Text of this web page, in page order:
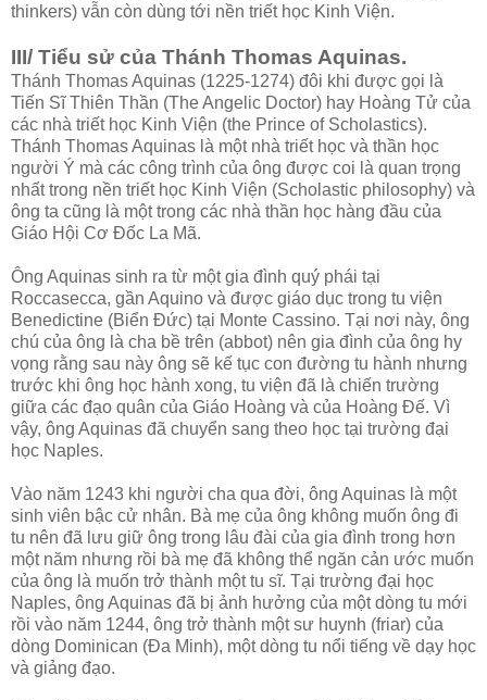
thinkers) vẫn còn dùng tới nền triết học Kinh Viện.
III/ Tiểu sử của Thánh Thomas Aquinas.
Thánh Thomas Aquinas (1225-1274) đôi khi được gọi là
Tiến Sĩ Thiên Thần (The Angelic Doctor) hay Hoàng Tử của
các nhà triết học Kinh Viện (the Prince of Scholastics).
Thánh Thomas Aquinas là một nhà triết học và thần học
người Ý mà các công trình của ông được coi là quan trọng
nhất trong nền triết học Kinh Viện (Scholastic philosophy) và
ông ta cũng là một trong các nhà thần học hàng đầu của
Giáo Hội Cơ Đốc La Mã.
Ông Aquinas sinh ra từ một gia đình quý phái tại
Roccasecca, gần Aquino và được giáo dục trong tu viện
Benedictine (Biển Đức) tại Monte Cassino. Tại nơi này, ông
chú của ông là cha bề trên (abbot) nên gia đình của ông hy
vọng rằng sau này ông sẽ kế tục con đường tu hành nhưng
trước khi ông học hành xong, tu viện đã là chiến trường
giữa các đạo quân của Giáo Hoàng và của Hoàng Đế. Vì
vậy, ông Aquinas đã chuyển sang theo học tại trường đại
học Naples.
Vào năm 1243 khi người cha qua đời, ông Aquinas là một
sinh viên bậc cử nhân. Bà mẹ của ông không muốn ông đi
tu nên đã lưu giữ ông trong lâu đài của gia đình trong hơn
một năm nhưng rồi bà mẹ đã không thể ngăn cản ước muốn
của ông là muốn trở thành một tu sĩ. Tại trường đại học
Naples, ông Aquinas đã bị ảnh hưởng của một dòng tu mới
rồi vào năm 1244, ông trở thành một sư huynh (friar) của
dòng Dominican (Đa Minh), một dòng tu nổi tiếng về dạy học
và giảng đạo.